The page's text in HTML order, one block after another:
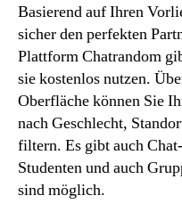
Basierend auf Ihren
sicher den perfekten
Plattform Chatrandom
sie kostenlos nutzen.
Oberfläche können Sie
nach Geschlecht,
filtern. Es gibt auch
Studenten und auch
sind möglich.